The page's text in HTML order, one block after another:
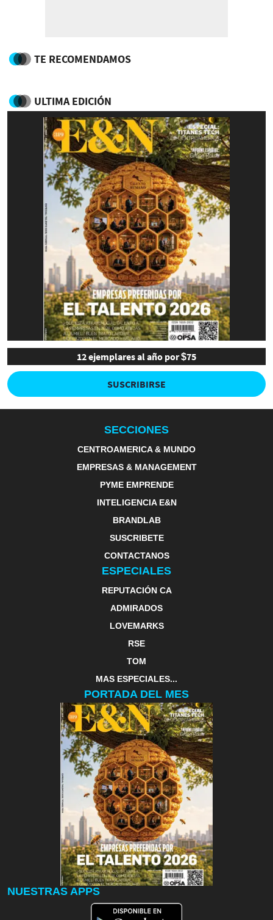
TE RECOMENDAMOS
ULTIMA EDICIÓN
12 ejemplares al año por $75
SUSCRIBIRSE
SECCIONES
CENTROAMERICA & MUNDO
EMPRESAS & MANAGEMENT
PYME EMPRENDE
INTELIGENCIA E&N
BRANDLAB
SUSCRIBETE
CONTACTANOS
ESPECIALES
REPUTACIÓN CA
ADMIRADOS
LOVEMARKS
RSE
TOM
MAS ESPECIALES...
PORTADA DEL MES
NUESTRAS APPS